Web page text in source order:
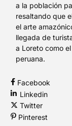
a la población
resaltando que
el arte
llegada de
a Loreto como
peruana.
Facebook
Linkedin
Twitter
Pinterest